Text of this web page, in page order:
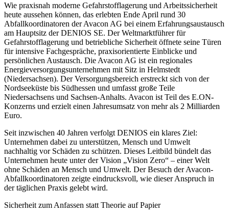
Wie praxisnah moderne Gefahrstofflagerung und Arbeitssicherheit
heute aussehen können, das erlebten Ende April rund 30
Abfallkoordinatoren der Avacon AG bei einem Erfahrungsaustausch
am Hauptsitz der DENIOS SE. Der Weltmarktführer für
Gefahrstofflagerung und betriebliche Sicherheit öffnete seine Türen
für intensive Fachgespräche, praxisorientierte Einblicke und
persönlichen Austausch. Die Avacon AG ist ein regionales
Energieversorgungsunternehmen mit Sitz in Helmstedt
(Niedersachsen). Der Versorgungsbereich erstreckt sich von der
Nordseeküste bis Südhessen und umfasst große Teile
Niedersachsens und Sachsen-Anhalts. Avacon ist Teil des E.ON-
Konzerns und erzielt einen Jahresumsatz von mehr als 2 Milliarden
Euro.
Seit inzwischen 40 Jahren verfolgt DENIOS ein klares Ziel:
Unternehmen dabei zu unterstützen, Mensch und Umwelt
nachhaltig vor Schäden zu schützen. Dieses Leitbild bündelt das
Unternehmen heute unter der Vision „Vision Zero“ – einer Welt
ohne Schäden an Mensch und Umwelt. Der Besuch der Avacon-
Abfallkoordinatoren zeigte eindrucksvoll, wie dieser Anspruch in
der täglichen Praxis gelebt wird.
Sicherheit zum Anfassen statt Theorie auf Papier